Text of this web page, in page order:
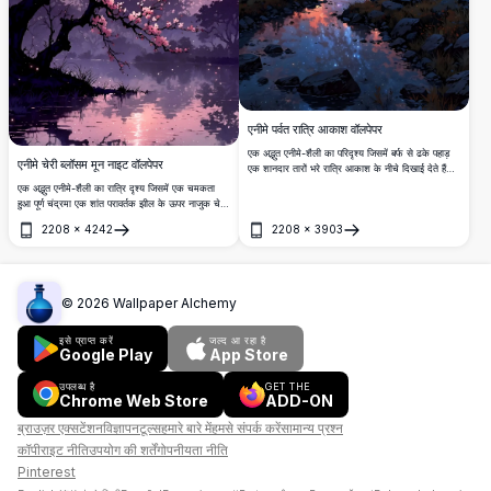
एनीमे चेरी ब्लॉसम मून नाइट वॉलपेपर
एक अद्भुत एनीमे-शैली का रात्रि दृश्य जिसमें एक चमकता
हुआ पूर्ण चंद्रमा एक शांत परावर्तक झील के ऊपर नाजुक चेरी
ब्लॉसम शाखाओं को रोशन करता है। गहरे बैंगनी आकाश और
मुलायम गुलाबी रंगों का संगम शानदार 4K विवरण में प्रस्तुत
2208 × 4242
खोलें
एनीमे पर्वत रात्रि आकाश वॉलपेपर
एक अद्भुत एनीमे-शैली का परिदृश्य जिसमें बर्फ से ढके पहाड़
एक शानदार तारों भरे रात्रि आकाश के नीचे दिखाई देते हैं।
2208 × 3903
खोलें
© 2026 Wallpaper Alchemy
इसे प्राप्त करें
Google Play
जल्द आ रहा है
App Store
उपलब्ध है
Chrome Web Store
GET THE
ADD-ON
ब्राउज़र एक्सटेंशनविज्ञापनटूल्सहमारे बारे मेंहमसे संपर्क करेंसामान्य प्रश्न
कॉपीराइट नीतिउपयोग की शर्तेंगोपनीयता नीति
Pinterest